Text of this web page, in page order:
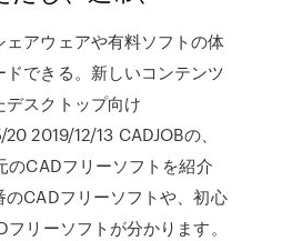
アウェアや有料ソフトの体
できる。新しいコンテンツ
デスクトップ向け
2019/12/13 CADJOBの、
のCADフリーソフトを紹介
CADフリーソフトや、初心
リーソフトが分かります。